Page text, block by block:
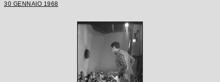
30 GENNAIO 1968